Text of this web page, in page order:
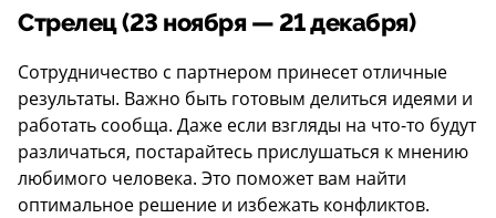
Стрелец (23 ноября — 21 декабря)
Сотрудничество с партнером принесет отличные
результаты. Важно быть готовым делиться идеями и
работать сообща. Даже если взгляды на что-то будут
различаться, постарайтесь прислушаться к мнению
любимого человека. Это поможет вам найти
оптимальное решение и избежать конфликтов.